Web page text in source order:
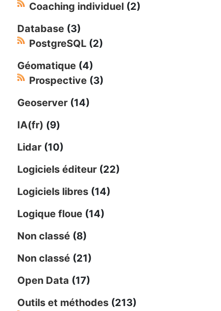
Coaching individuel (2)
Database (3)
PostgreSQL (2)
Géomatique (4)
Prospective (3)
Geoserver (14)
IA(fr) (9)
Lidar (10)
Logiciels éditeur (22)
Logiciels libres (14)
Logique floue (14)
Non classé (8)
Non classé (21)
Open Data (17)
Outils et méthodes (213)